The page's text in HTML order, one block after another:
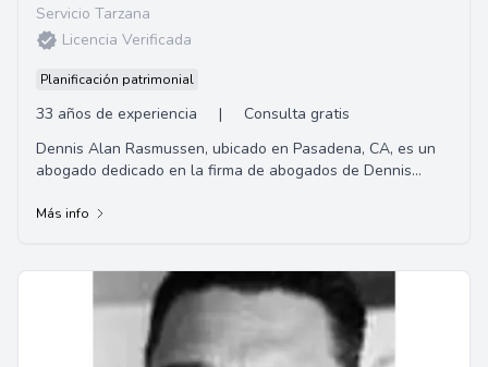
Servicio Tarzana
Licencia Verificada
Planificación patrimonial
33 años de experiencia |
Consulta gratis
Dennis Alan Rasmussen, ubicado en Pasadena, CA, es un
abogado dedicado en la firma de abogados de Dennis
Más info